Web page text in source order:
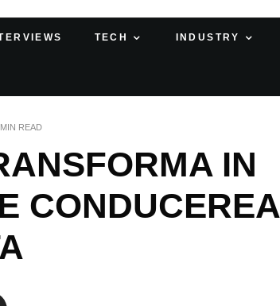
TECH INDUSTRY
READ
IN
CONDUCEREA